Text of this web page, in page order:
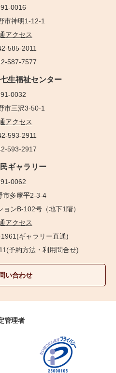
0016
市神明1-12-1
アクセス
585-2011
587-7577
生福祉センター
0032
市三沢3-50-1
アクセス
593-2911
593-2917
ギャラリー
0062
市多摩平2-3-4
ンB-102号（地下1階）
アクセス
ギャラリー直通)
予約方法・利用問合せ)
い合わせ
管理者